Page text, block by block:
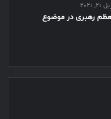
2021
رهبری در موضوع